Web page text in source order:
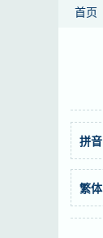
首页
拼音
繁体